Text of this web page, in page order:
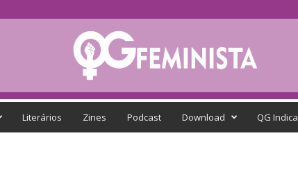
Literários Zines Podcast Download QG Indica